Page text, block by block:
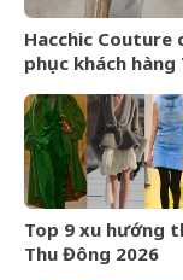
Hacchic Couture
phục khách hàng
thảo
Top 9 xu hướng
Thu Đông 2026